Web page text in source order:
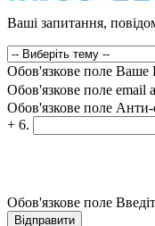
Ваші запитання,
Обов'язкове поле Ваше
Обов'язкове поле email
Обов'язкове поле Анти-
+ 6.
Обов'язкове поле